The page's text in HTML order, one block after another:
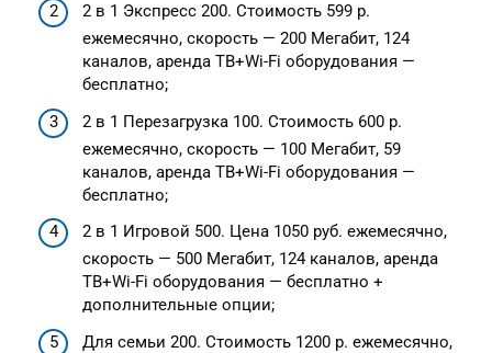
2 в 1 Экспресс 200. Стоимость 599 р.
ежемесячно, скорость — 200 Мегабит, 124
каналов, аренда ТВ+Wi-Fi оборудования —
бесплатно;
2 в 1 Перезагрузка 100. Стоимость 600 р.
ежемесячно, скорость — 100 Мегабит, 59
каналов, аренда ТВ+Wi-Fi оборудования —
бесплатно;
2 в 1 Игровой 500. Цена 1050 руб. ежемесячно,
скорость — 500 Мегабит, 124 каналов, аренда
ТВ+Wi-Fi оборудования — бесплатно +
дополнительные опции;
Для семьи 200. Стоимость 1200 р. ежемесячно,